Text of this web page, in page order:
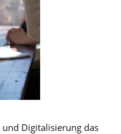
Digitalisierung das